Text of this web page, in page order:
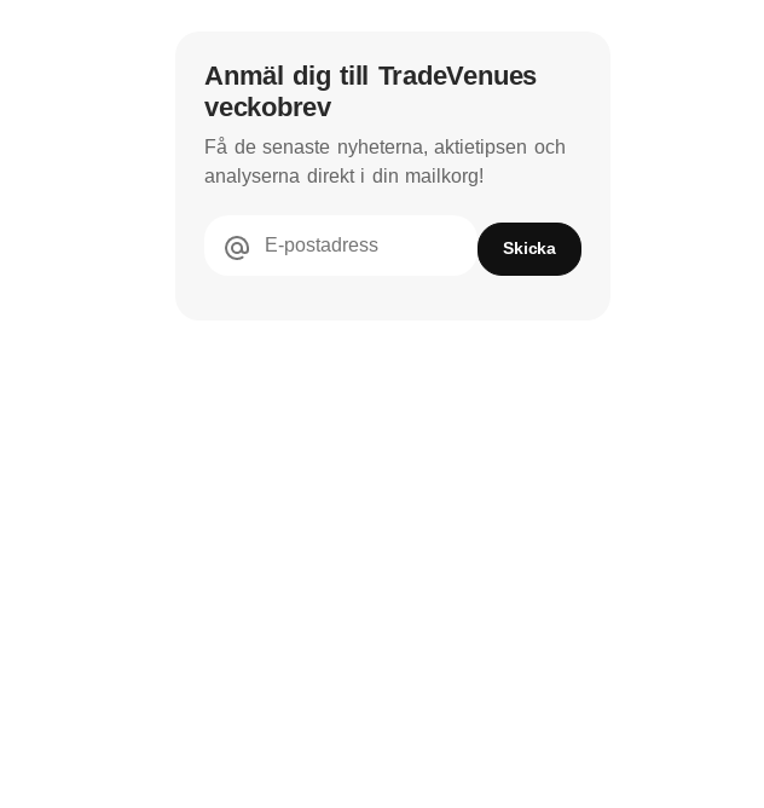
Anmäl dig till TradeVenues
veckobrev
Få de senaste nyheterna, aktietipsen och
analyserna direkt i din mailkorg!
E-postadress Skicka